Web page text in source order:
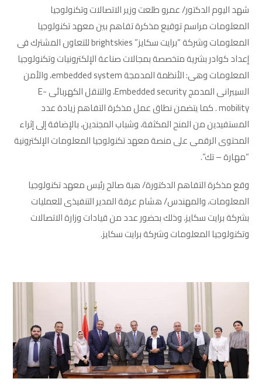
شهد اليوم الدكتور/ عمرو طلعت وزير الاتصالات وتكنولوجيا
المعلومات مراسم توقيع مذكرة تفاهم بين معهد تكنولوجيا
المعلومات وشركة “برايت سكايز” brightskies للتعاون المشترك فى
إعداد كوادر بشرية متخصصة بمجالات صناعة الإلكترونيات وتكنولوجيا
المعلومات وهى: الأنظمة المدمجة embedded system، والأمن
السيبرانى المدمج Embedded security، والتنقل الكهربائى E-
mobility . كما يتضمن نطاق عمل مذكرة التفاهم زيادة عدد
المستفيدين من المنح المكثفة، وشباب المجندين، بالإضافة إلى إثراء
المحتوى الرقمى على منصة معهد تكنولوجيا المعلومات الإلكترونية
“مهارة – تك”.
وقع مذكرة التفاهم الدكتورة/ هبة صالح رئيس معهد تكنولوجيا
المعلومات، والمهندس/ هشام عرفة المدير التنفيذى للعمليات
بشركة برايت سكايز، وذلك بحضور عدد من قيادات وزارة الاتصالات
وتكنولوجيا المعلومات وشركة برايت سكايز.